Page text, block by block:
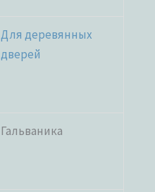
Для деревянных
дверей
Гальваника